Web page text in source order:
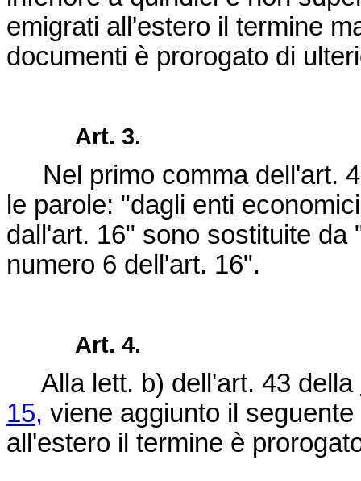
emigrati all'estero il termine
documenti è prorogato di
Art. 3.
Nel primo comma dell'art.
le parole: "dagli enti
dall'art. 16" sono sostituite da
numero 6 dell'art. 16".
Art. 4.
Alla lett. b) dell'art. 43 della
15, viene aggiunto il
all'estero il termine è